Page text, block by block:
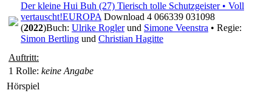
Der kleine Hui Buh (27) Tierisch tolle Schutzgeister • Voll
vertauscht!EUROPA Download 4 066339 031098
(2022)Buch: Ulrike Roglerund Simone Veenstra • Regie:
Simon Bertling und Christian Hagitte
Auftritt:
1 Rolle: keine Angabe
Hörspiel